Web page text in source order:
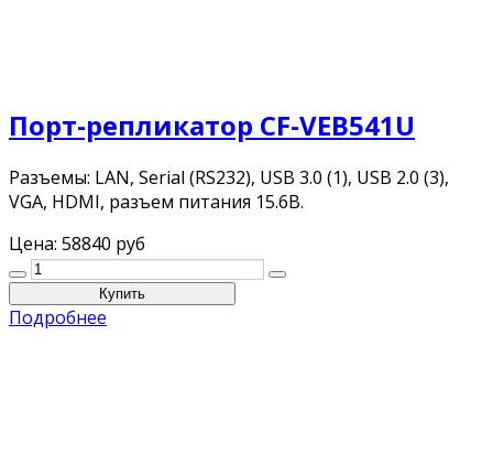
Порт-репликатор CF-VEB541U
Разъемы: LAN, Serial (RS232), USB 3.0 (1), USB 2.0 (3),
VGA, HDMI, разъем питания 15.6В.
Цена: 58840 руб
Подробнее